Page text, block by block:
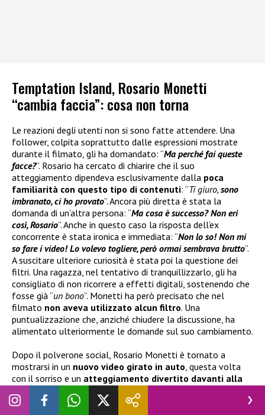
Temptation Island, Rosario Monetti
“cambia faccia”: cosa non torna
Le reazioni degli utenti non si sono fatte attendere. Una
follower, colpita soprattutto dalle espressioni mostrate
durante il filmato, gli ha domandato: “Ma perché fai queste
facce?”. Rosario ha cercato di chiarire che il suo
atteggiamento dipendeva esclusivamente dalla poca
familiarità con questo tipo di contenuti: “Ti giuro, sono
imbranato, ci ho provato”. Ancora più diretta è stata la
domanda di un’altra persona: “Ma cosa è successo? Non eri
così, Rosario”. Anche in questo caso la risposta dell’ex
concorrente è stata ironica e immediata: “Non lo so! Non mi
so fare i video! Lo volevo togliere, però ormai sembrava brutto”.
A suscitare ulteriore curiosità è stata poi la questione dei
filtri. Una ragazza, nel tentativo di tranquillizzarlo, gli ha
consigliato di non ricorrere a effetti digitali, sostenendo che
fosse già “un bono”. Monetti ha però precisato che nel
filmato non aveva utilizzato alcun filtro. Una
puntualizzazione che, anziché chiudere la discussione, ha
alimentato ulteriormente le domande sul suo cambiamento.
Dopo il polverone social, Rosario Monetti è tornato a
mostrarsi in un nuovo video girato in auto , questa volta
con il sorriso e un atteggiamento divertito davanti alla
di ironizzare sulla vicenda, continuando a ricondurre il